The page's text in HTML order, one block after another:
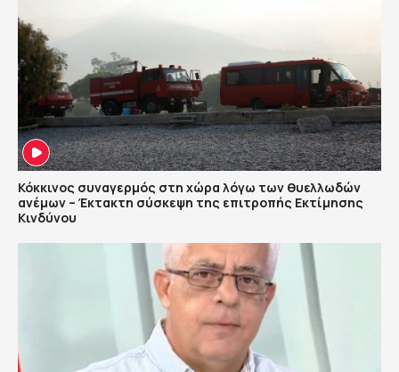
Κόκκινος συναγερμός στη χώρα λόγω των θυελλωδών
ανέμων – Έκτακτη σύσκεψη της επιτροπής Εκτίμησης
Κινδύνου